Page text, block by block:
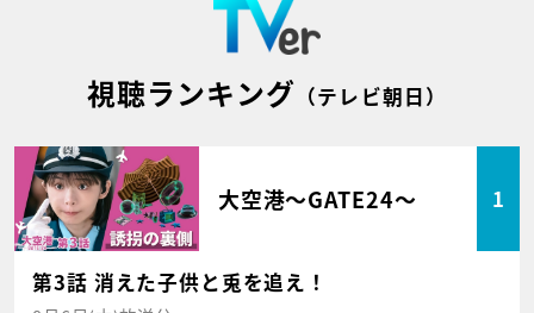
視聴ランキング （テレビ朝日）
大空港～GATE24～ 1
第3話 消えた子供と兎を追え！